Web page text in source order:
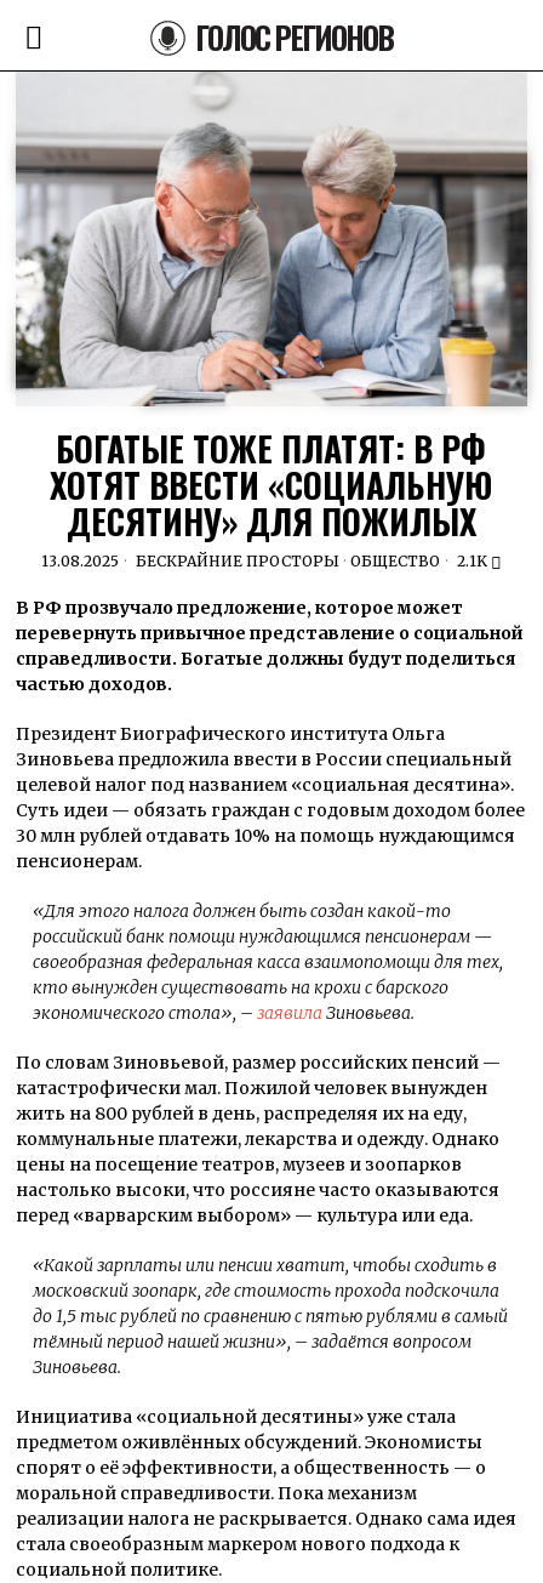
ГОЛОС РЕГИОНОВ
БОГАТЫЕ ТОЖЕ ПЛАТЯТ: В РФ
ХОТЯТ ВВЕСТИ «СОЦИАЛЬНУЮ
ДЕСЯТИНУ» ДЛЯ ПОЖИЛЫХ
13.08.2025 БЕСКРАЙНИЕ ПРОСТОРЫ · ОБЩЕСТВО 2.1K
В РФ прозвучало предложение, которое может
перевернуть привычное представление о социальной
справедливости. Богатые должны будут поделиться
частью доходов.
Президент Биографического института Ольга
Зиновьева предложила ввести в России специальный
целевой налог под названием «социальная десятина».
Суть идеи — обязать граждан с годовым доходом более
30 млн рублей отдавать 10% на помощь нуждающимся
пенсионерам.
«Для этого налога должен быть создан какой-то
российский банк помощи нуждающимся пенсионерам —
своеобразная федеральная касса взаимопомощи для тех,
кто вынужден существовать на крохи с барского
экономического стола», –заявила Зиновьева.
По словам Зиновьевой, размер российских пенсий —
катастрофически мал. Пожилой человек вынужден
жить на 800 рублей в день, распределяя их на еду,
коммунальные платежи, лекарства и одежду. Однако
цены на посещение театров, музеев и зоопарков
настолько высоки, что россияне часто оказываются
перед «варварским выбором» — культура или еда.
«Какой зарплаты или пенсии хватит, чтобы сходить в
московский зоопарк, где стоимость прохода подскочила
до 1,5 тыс рублей по сравнению с пятью рублями в самый
тёмный период нашей жизни», – задаётся вопросом
Зиновьева.
Инициатива «социальной десятины» уже стала
предметом оживлённых обсуждений. Экономисты
спорят о её эффективности, а общественность — о
моральной справедливости. Пока механизм
реализации налога не раскрывается. Однако сама идея
стала своеобразным маркером нового подхода к
социальной политике.